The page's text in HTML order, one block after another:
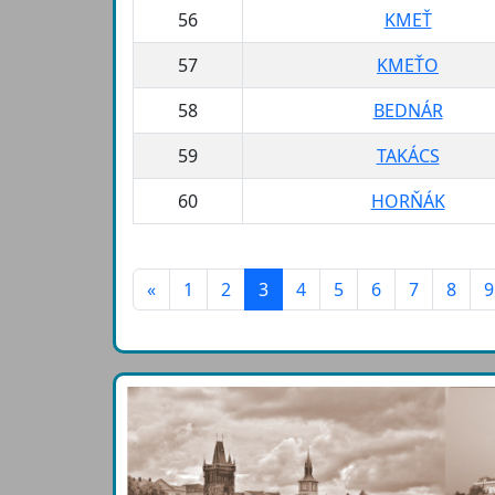
56
KMEŤ
57
KMEŤO
58
BEDNÁR
59
TAKÁCS
60
HORŇÁK
« 1 2 3 4 5 6 7 8 9